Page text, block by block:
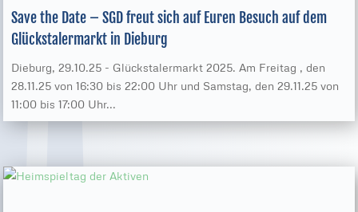
Save the Date – SGD freut sich auf Euren Besuch auf dem
Glückstalermarkt in Dieburg
Dieburg, 29.10.25 - Glückstalermarkt 2025. Am Freitag , den
28.11.25 von 16:30 bis 22:00 Uhr und Samstag, den 29.11.25 von
11:00 bis 17:00 Uhr...